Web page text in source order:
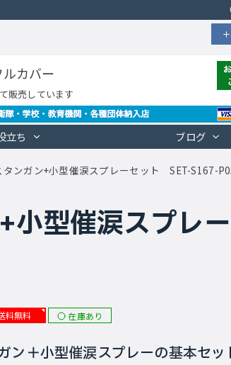
カバー
販売しています
立ち ブログ
タンガン+小型催涙スプレーセット SET-S167-
小型催涙スプレ
料無料 在庫あり
ン＋小型催涙スプレーの基本セッ